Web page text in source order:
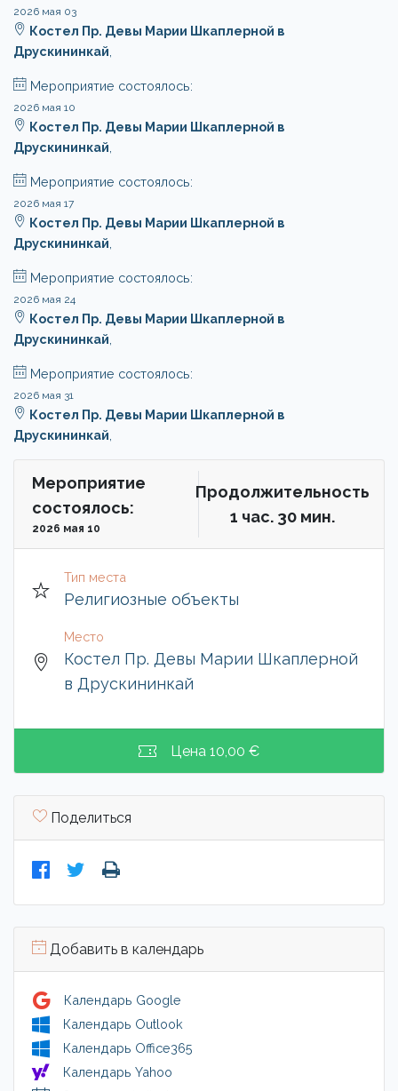
2026 мая 03
Костел Пр. Девы Марии Шкаплерной в
Друскининкай
Мероприятие состоялось:
2026 мая 10
Костел Пр. Девы Марии Шкаплерной в
Друскининкай
Мероприятие состоялось:
2026 мая 17
Костел Пр. Девы Марии Шкаплерной в
Друскининкай
Мероприятие состоялось:
2026 мая 24
Костел Пр. Девы Марии Шкаплерной в
Друскининкай
Мероприятие состоялось:
2026 мая 31
Костел Пр. Девы Марии Шкаплерной в
Друскининкай
Мероприятие
состоялось:
2026 мая 10
Продолжительность
1 чac. 30 мин.
Тип места
Религиозные объекты
Место
Костел Пр. Девы Марии Шкаплерной
в Друскининкай
Цена 10,00 €
Поделиться
Добавить в календарь
Календарь Google
Календарь Outlook
Календарь Office365
Календарь Yahoo